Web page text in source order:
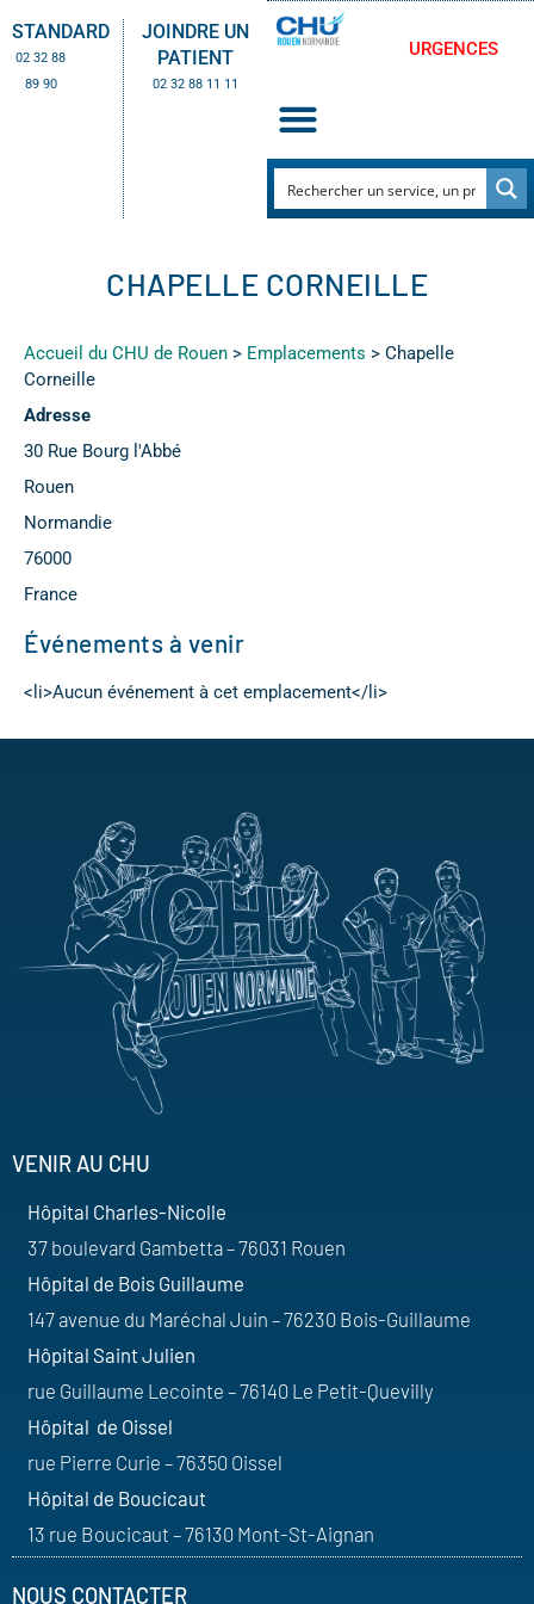
STANDARD
02 32 88
89 90
JOINDRE UN
PATIENT
02 32 88 11 11
URGENCES
CHAPELLE CORNEILLE
Accueil du CHU de Rouen > Emplacements > Chapelle
Corneille
Adresse
30 Rue Bourg l'Abbé
Rouen
Normandie
76000
France
Événements à venir
<li>Aucun événement à cet emplacement</li>
VENIR AU CHU
Hôpital Charles-Nicolle
37 boulevard Gambetta – 76031 Rouen
Hôpital de Bois Guillaume
147 avenue du Maréchal Juin – 76230 Bois-Guillaume
Hôpital Saint Julien
rue Guillaume Lecointe – 76140 Le Petit-Quevilly
Hôpital de Oissel
rue Pierre Curie – 76350 Oissel
Hôpital de Boucicaut
13 rue Boucicaut – 76130 Mont-St-Aignan
NOUS CONTACTER